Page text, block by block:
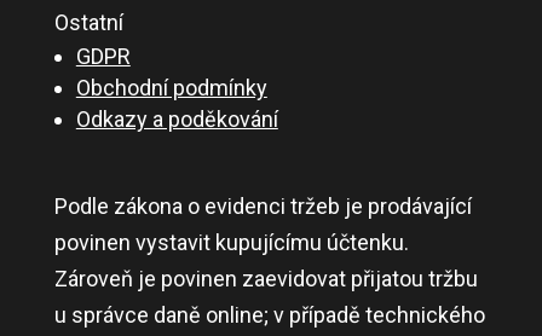
Ostatní
GDPR
Obchodní podmínky
Odkazy a poděkování
Podle zákona o evidenci tržeb je prodávající
povinen vystavit kupujícímu účtenku.
Zároveň je povinen zaevidovat přijatou tržbu
u správce daně online; v případě technického